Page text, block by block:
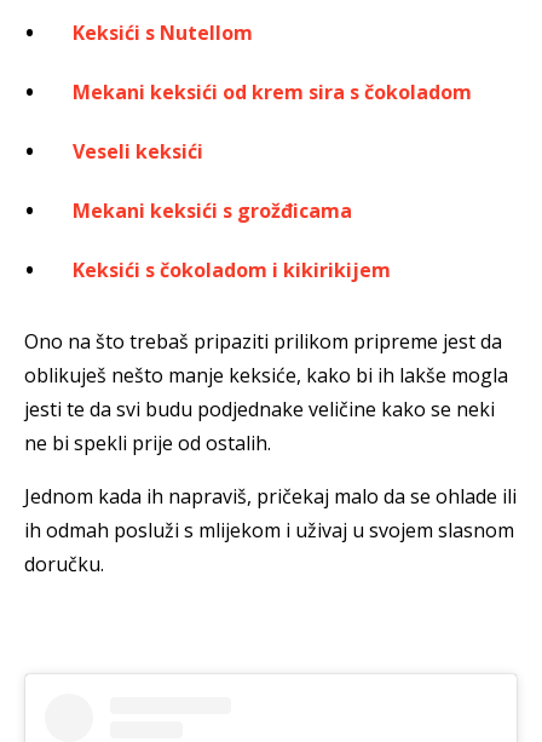
Keksići s Nutellom
Mekani keksići od krem sira s čokoladom
Veseli keksići
Mekani keksići s grožđicama
Keksići s čokoladom i kikirikijem
Ono na što trebaš pripaziti prilikom pripreme jest da
oblikuješ nešto manje keksiće, kako bi ih lakše mogla
jesti te da svi budu podjednake veličine kako se neki
ne bi spekli prije od ostalih.
Jednom kada ih napraviš, pričekaj malo da se ohlade ili
ih odmah posluži s mlijekom i uživaj u svojem slasnom
doručku.